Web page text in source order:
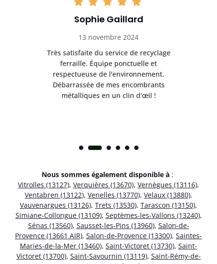
Sophie Gaillard
13 novembre 2024
Très satisfaite du service de recyclage
ferraille. Équipe ponctuelle et
respectueuse de l'environnement.
Débarrassée de mes encombrants
métalliques en un clin d'œil !
Nous sommes également disponible à :
Vitrolles (13127), Verquières (13670), Vernègues (13116),
Ventabren (13122), Venelles (13770), Velaux (13880),
Vauvenargues (13126), Trets (13530), Tarascon (13150),
Simiane-Collongue (13109), Septèmes-les-Vallons (13240),
Sénas (13560), Sausset-les-Pins (13960), Salon-de-
Provence (13661 AIR), Salon-de-Provence (13300), Saintes-
Maries-de-la-Mer (13460), Saint-Victoret (13730), Saint-
Victoret (13700), Saint-Savournin (13119), Saint-Rémy-de-